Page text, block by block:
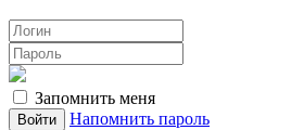
Запомнить меня
Напомнить пароль